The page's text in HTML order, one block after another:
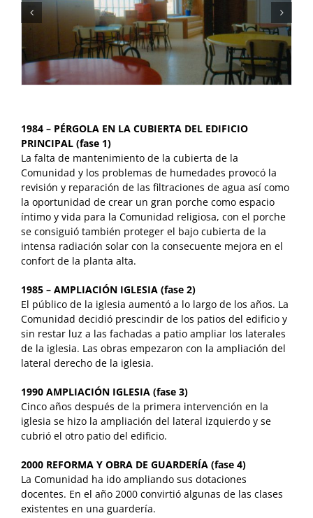
1984 – PÉRGOLA EN LA CUBIERTA DEL EDIFICIO
PRINCIPAL (fase 1)
La falta de mantenimiento de la cubierta de la
Comunidad y los problemas de humedades provocó la
revisión y reparación de las filtraciones de agua así como
la oportunidad de crear un gran porche como espacio
íntimo y vida para la Comunidad religiosa, con el porche
se consiguió también proteger el bajo cubierta de la
intensa radiación solar con la consecuente mejora en el
confort de la planta alta.
1985 – AMPLIACIÓN IGLESIA (fase 2)
El público de la iglesia aumentó a lo largo de los años. La
Comunidad decidió prescindir de los patios del edificio y
sin restar luz a las fachadas a patio ampliar los laterales
de la iglesia. Las obras empezaron con la ampliación del
lateral derecho de la iglesia.
1990 AMPLIACIÓN IGLESIA (fase 3)
Cinco años después de la primera intervención en la
iglesia se hizo la ampliación del lateral izquierdo y se
cubrió el otro patio del edificio.
2000 REFORMA Y OBRA DE GUARDERÍA (fase 4)
La Comunidad ha ido ampliando sus dotaciones
docentes. En el año 2000 convirtió algunas de las clases
existentes en una guardería.